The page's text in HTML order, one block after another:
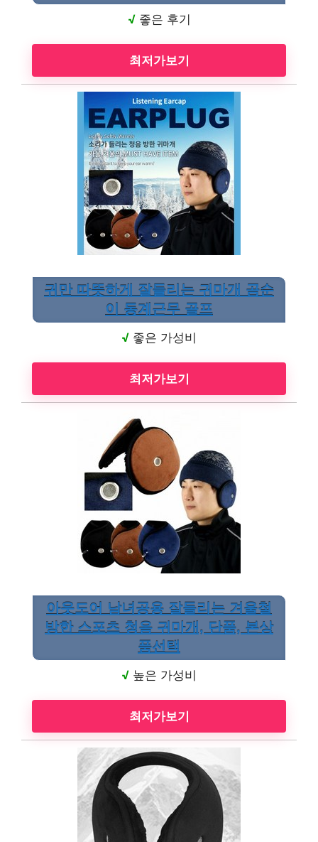
√좋은 후기
최저가보기
귀만 따뜻하게 잘들리는 귀마개 곰순
이 동계근무 골프
√ 좋은 가성비
최저가보기
아웃도어 남녀공용 잘들리는 겨울철
방한 스포츠 청음 귀마개, 단품, 본상
품선택
√ 높은 가성비
최저가보기